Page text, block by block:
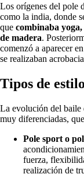
Los orígenes del pole
como la india, donde
que combinaba
de madera.
comenzó a aparecer
se realizaban
Tipos de
La evolución del baile
muy diferenciadas,
Pole sport o
fuerza,
realización de